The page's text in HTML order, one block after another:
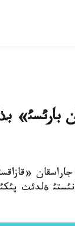
بارئسئ»
جاراسقان
ةلدئث